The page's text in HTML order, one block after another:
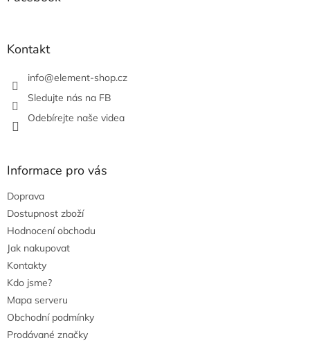
Kontakt
info@element-shop.cz
Sledujte nás na FB
Odebírejte naše videa
Informace pro vás
Doprava
Dostupnost zboží
Hodnocení obchodu
Jak nakupovat
Kontakty
Kdo jsme?
Mapa serveru
Obchodní podmínky
Prodávané značky